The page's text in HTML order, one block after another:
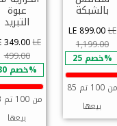
بالشبكة
LE 899.00LE
1,199.00
خصم 25%
85 من 100 تم
بيعها
عبوة
التبريد
349.00LE
499.00
خصم 30%
بيعها